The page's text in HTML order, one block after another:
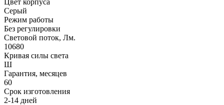
Серый
Режим работы
Без регулировки
Световой поток, Лм.
10680
Кривая силы света
Ш
Гарантия, месяцев
60
Срок изготовления
2-14 дней